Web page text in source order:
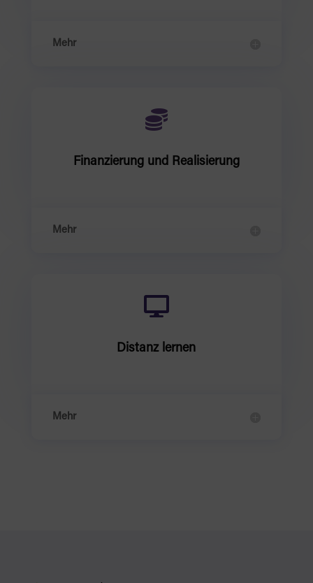
Mehr

Finanzierung und Realisierung
Mehr

Distanz lernen
Mehr